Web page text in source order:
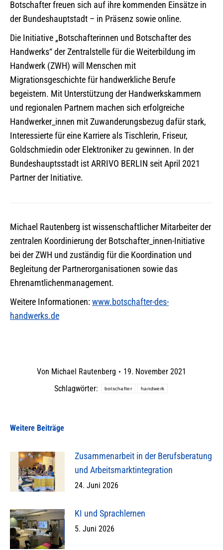
Botschafter freuen sich auf ihre kommenden Einsätze in
der Bundeshauptstadt – in Präsenz sowie online.
Die Initiative „Botschafterinnen und Botschafter des
Handwerks“ der Zentralstelle für die Weiterbildung im
Handwerk (ZWH) will Menschen mit
Migrationsgeschichte für handwerkliche Berufe
begeistern. Mit Unterstützung der Handwerkskammern
und regionalen Partnern machen sich erfolgreiche
Handwerker_innen mit Zuwanderungsbezug dafür stark,
Interessierte für eine Karriere als Tischlerin, Friseur,
Goldschmiedin oder Elektroniker zu gewinnen. In der
Bundeshauptsstadt ist ARRIVO BERLIN seit April 2021
Partner der Initiative.
Michael Rautenberg ist wissenschaftlicher Mitarbeiter der
zentralen Koordinierung der Botschafter_innen-Initiative
bei der ZWH und zuständig für die Koordination und
Begleitung der Partnerorganisationen sowie das
Ehrenamtlichenmanagement.
Weitere Informationen:www.botschafter-des-
handwerks.de
Von Michael Rautenberg
19. November 2021
Schlagwörter:
botschafter handwerk
Weitere Beiträge
Zusammenarbeit in der Berufsberatung
und Arbeitsmarktintegration
24. Juni 2026
KI und Sprachlernen
5. Juni 2026